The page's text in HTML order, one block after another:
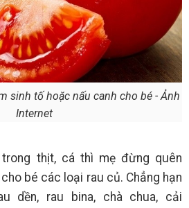
sinh tố hoặc nấu canh cho bé - Ảnh
Internet
thịt, cá thì mẹ đừng quên
bé các loại rau củ. Chẳng hạn
dền, rau bina, chà chua, cải